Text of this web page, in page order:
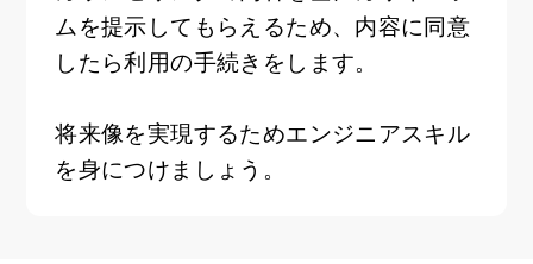
ムを提示してもらえるため、内容に同意
したら利用の手続きをします。
将来像を実現するためエンジニアスキル
を身につけましょう。